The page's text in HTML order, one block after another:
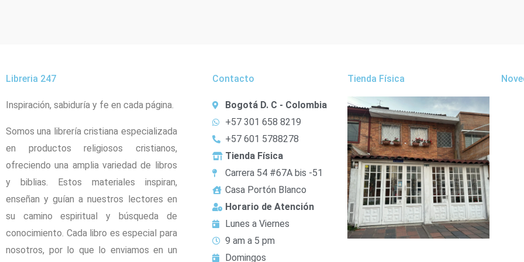
Libreria 247
Inspiración, sabiduría y fe en cada página.
Somos una librería cristiana especializada
en productos religiosos cristianos,
ofreciendo una amplia variedad de libros
y biblias. Estos materiales inspiran,
enseñan y guían a nuestros lectores en
su camino espiritual y búsqueda de
conocimiento. Cada libro es especial para
nosotros, por lo que lo enviamos en un
Contacto
Bogotá D. C - Colombia
+57 301 658 8219
+57 601 5788278
Tienda Física
Carrera 54 #67A bis -51
Casa Portón Blanco
Horario de Atención
Lunes a Viernes
9 am a 5 pm
Domingos
Tienda Física